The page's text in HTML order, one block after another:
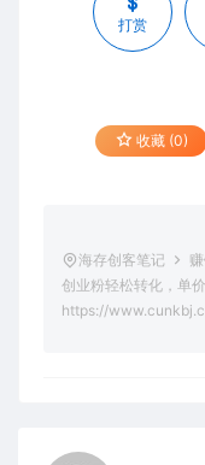
打赏
收藏 (0)
海存创客笔记
创业粉轻松转化，单
https://